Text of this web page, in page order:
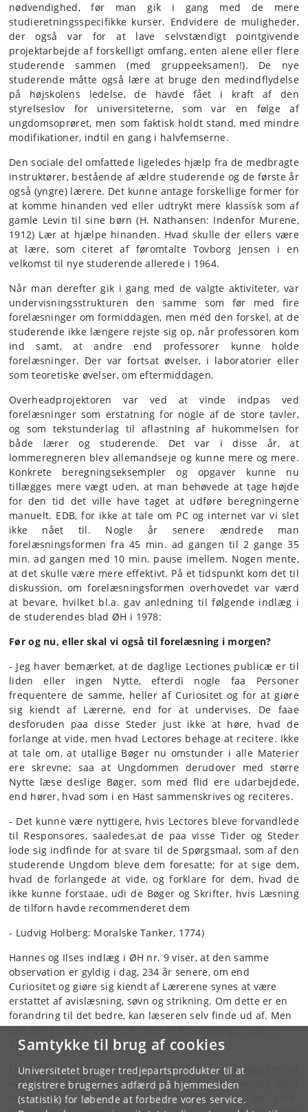
Samtykke til brug af cookies
Universitetet bruger tredjepartsprodukter til at
registrere brugernes adfærd på hjemmesiden
(statistik) for løbende at forbedre vores service.
nødvendighed, før man gik i gang med de mere
studieretningsspecifikke kurser. Endvidere de muligheder,
der også var for at lave selvstændigt pointgivende
projektarbejde af forskelligt omfang, enten alene eller flere
studerende sammen (med gruppeeksamen!). De nye
studerende måtte også lære at bruge den medindflydelse
på højskolens ledelse, de havde fået i kraft af den
styrelseslov for universiteterne, som var en følge af
ungdomsoprøret, men som faktisk holdt stand, med mindre
modifikationer, indtil en gang i halvfemserne.
Den sociale del omfattede ligeledes hjælp fra de medbragte
instruktører, bestående af ældre studerende og de første år
også (yngre) lærere. Det kunne antage forskellige former for
at komme hinanden ved eller udtrykt mere klassisk som af
gamle Levin til sine børn (H. Nathansen: Indenfor Murene,
1912) Lær at hjælpe hinanden. Hvad skulle der ellers være
at lære, som citeret af føromtalte Tovborg Jensen i en
velkomst til nye studerende allerede i 1964.
Når man derefter gik i gang med de valgte aktiviteter, var
undervisningsstrukturen den samme som før med fire
forelæsninger om formiddagen, men med den forskel, at de
studerende ikke længere rejste sig op, når professoren kom
ind samt, at andre end professorer kunne holde
forelæsninger. Der var fortsat øvelser, i laboratorier eller
som teoretiske øvelser, om eftermiddagen.
Overheadprojektoren var ved at vinde indpas ved
forelæsninger som erstatning for nogle af de store tavler,
og som tekstunderlag til aflastning af hukommelsen for
både lærer og studerende. Det var i disse år, at
lommeregneren blev allemandseje og kunne mere og mere.
Konkrete beregningseksempler og opgaver kunne nu
tillægges mere vægt uden, at man behøvede at tage højde
for den tid det ville have taget at udføre beregningerne
manuelt. EDB, for ikke at tale om PC og internet var vi slet
ikke nået til. Nogle år senere ændrede man
forelæsningsformen fra 45 min. ad gangen til 2 gange 35
min. ad gangen med 10 min. pause imellem. Nogen mente,
at det skulle være mere effektivt. På et tidspunkt kom det til
diskussion, om forelæsningsformen overhovedet var værd
at bevare, hvilket bl.a. gav anledning til følgende indlæg i
de studerendes blad ØH i 1978:
Før og nu, eller skal vi også til forelæsning i morgen?
- Jeg haver bemærket, at de daglige Lectiones publicæ er til
liden eller ingen Nytte, efterdi nogle faa Personer
frequentere de samme, heller af Curiositet og for at giøre
sig kiendt af Lærerne, end for at undervises. De faae
desforuden paa disse Steder just ikke at høre, hvad de
forlange at vide, men hvad Lectores behage at recitere. Ikke
at tale om, at utallige Bøger nu omstunder i alle Materier
ere skrevne; saa at Ungdommen derudover med større
Nytte læse deslige Bøger, som med flid ere udarbejdede,
end hører, hvad som i en Hast sammenskrives og reciteres.
- Det kunne være nyttigere, hvis Lectores bleve forvandlede
til Responsores, saaledes,at de paa visse Tider og Steder
lode sig indfinde for at svare til de Spørgsmaal, som af den
studerende Ungdom bleve dem foresatte; for at sige dem,
hvad de forlangede at vide, og forklare for dem, hvad de
ikke kunne forstaae, udi de Bøger og Skrifter, hvis Læsning
de tilforn havde recommenderet dem
- Ludvig Holberg: Moralske Tanker, 1774)
Hannes og Ilses indlæg i ØH nr. 9 viser, at den samme
observation er gyldig i dag, 234 år senere, om end
Curiositet og giøre sig kiendt af Lærerene synes at være
erstattet af avislæsning, søvn og strikning. Om dette er en
forandring til det bedre, kan læseren selv finde ud af. Men
kan den gamle moralists forslag til forvandling bruges i
dag? Det tror jeg det kan i mange tilfælde..
Om end brugen af lærerne som responsores forøgedes, så
overlevede forelæsningsformen alligevel, formentlig også
takket være, at det senere blev obligatorisk for ph.d.